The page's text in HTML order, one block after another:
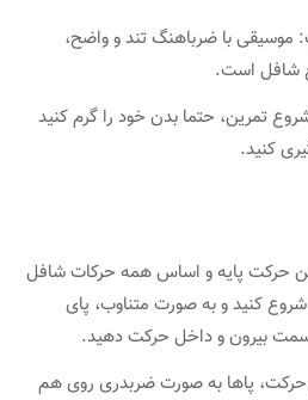
با ضرباهنگ تند و واضح،
شافل است.
تمرین، حتما بدن خود را گرم کنید
کنید.
حرکت پایه و اساس همه حرکات شافل
کنید و به صورت متناوب، پای
بیرون و داخل حرکت دهید.
پاها به صورت ضربدری روی هم